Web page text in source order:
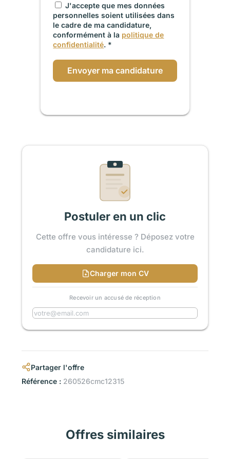
J'accepte que mes données
personnelles soient utilisées dans
le cadre de ma candidature,
conformément à la politique de
confidentialité. *
Envoyer ma candidature
Postuler en un clic
Cette offre vous intéresse ? Déposez votre
candidature ici.
Charger mon CV
Recevoir un accusé de réception
Partager l'offre
Référence : 260526cmc12315
Offres similaires